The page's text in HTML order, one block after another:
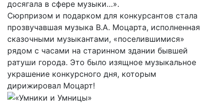
досягала в сфере музыки…».
Сюрпризом и подарком для конкурсантов стала
прозвучавшая музыка В.А. Моцарта, исполненная
сказочными музыкантами, «поселившимися»
рядом с часами на старинном здании бывшей
ратуши города. Это было изящное музыкальное
украшение конкурсного дня, которым
дирижировал Моцарт!